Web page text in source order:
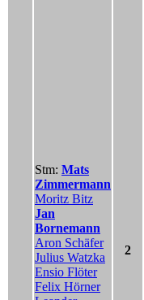
Stm: Mats
Zimmermann
Moritz Bitz
Jan
Bornemann
Aron Schäfer
Julius Watzka
Ensio Flöter
Felix Hörner
2